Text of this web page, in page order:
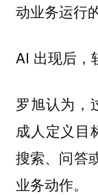
动业务运行
AI 出现后，
罗旭认为，
成人定义目
搜索、问答
业务动作。